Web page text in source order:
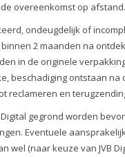
overeenkomst op afstand.
ondeugdelijk of
2 maanden na
in de originele
beschadiging ontstaan
reclameren en
gegrond worden
Eventuele
(naar keuze van JVB